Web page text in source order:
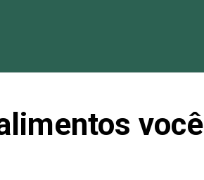
você